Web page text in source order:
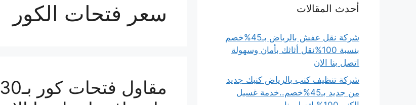
سعر فتحات الكور أحدث المقالات
شركة نقل عفش بالرياض بـ45%خصم
بنسبة 100%نقل أثاثك بأمان وسهولة
اتصل بنا الان
شركة تنظيف كنب بالرياض كنبك جديد
من جديد بـ45%خصم..خدمة غسيل